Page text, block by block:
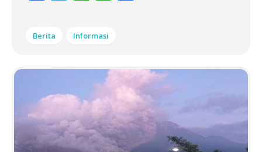
Berita Informasi